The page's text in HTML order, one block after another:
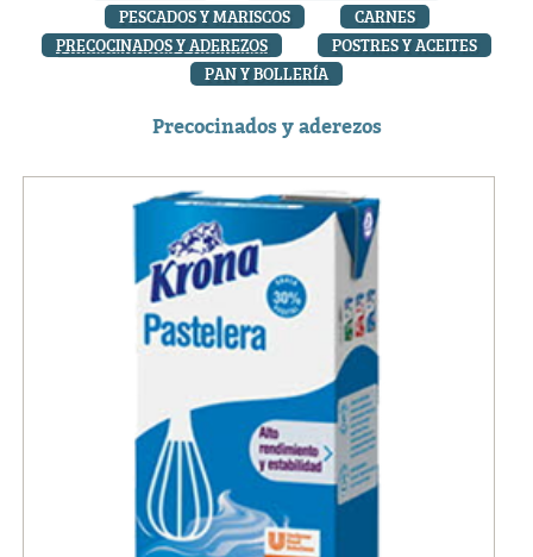
PESCADOS Y MARISCOS
CARNES
PRECOCINADOS Y ADEREZOS
POSTRES Y ACEITES
PAN Y BOLLERÍA
Precocinados y aderezos